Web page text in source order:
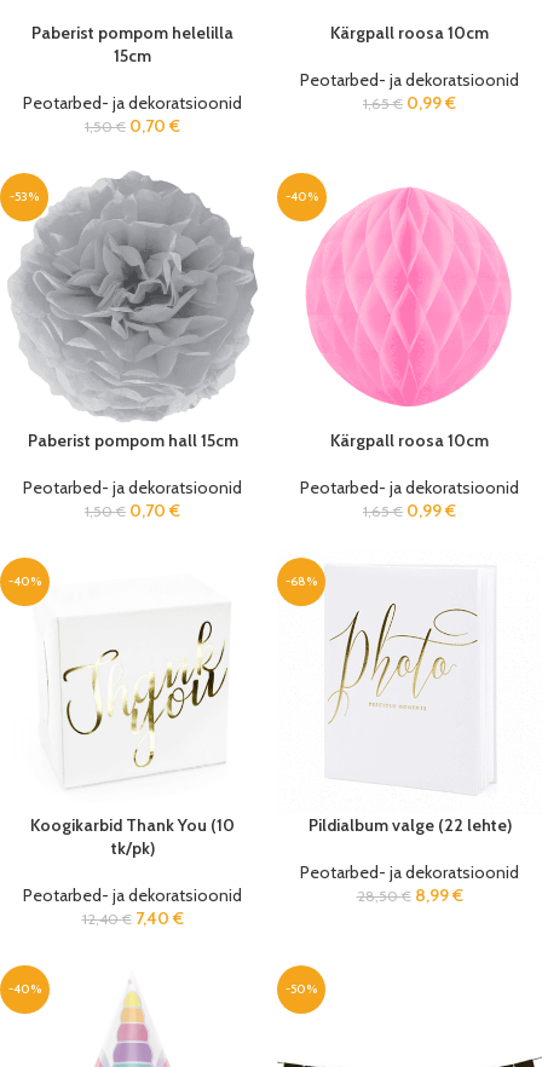
Paberist pompom helelilla
15cm
Peotarbed- ja dekoratsioonid
1,50€ 0,70 €
Kärgpall roosa 10cm
Peotarbed- ja dekoratsioonid
1,65€ 0,99€
-53%
Paberist pompom hall 15cm
Peotarbed- ja dekoratsioonid
1,50€ 0,70 €
-40%
Kärgpall roosa 10cm
Peotarbed- ja dekoratsioonid
1,65€ 0,99€
-40%
Koogikarbid Thank You (10
tk/pk)
Peotarbed- ja dekoratsioonid
12,40€ 7,40 €
-68%
Pildialbum valge (22 lehte)
Peotarbed- ja dekoratsioonid
28,50€ 8,99€
-40% -50%